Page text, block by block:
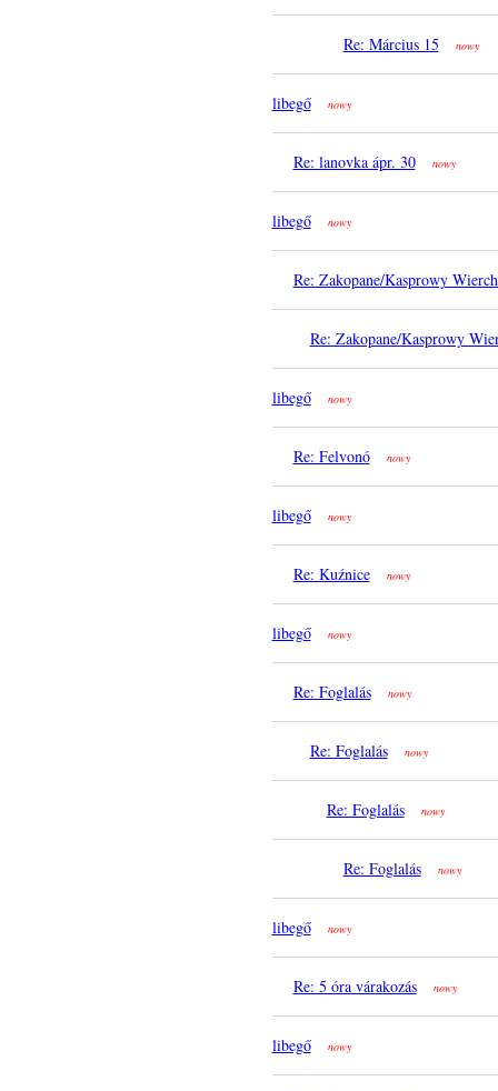
Re: Március 15 nowy
libegő nowy
Re: lanovka ápr. 30 nowy
libegő nowy
Re: Zakopane/Kasprowy
Re: Zakopane/Kasprowy
libegő nowy
Re: Felvonó nowy
libegő nowy
Re: Kuźnice nowy
libegő nowy
Re: Foglalás nowy
Re: Foglalás nowy
Re: Foglalás nowy
Re: Foglalás nowy
libegő nowy
Re: 5 óra várakozás nowy
libegő nowy